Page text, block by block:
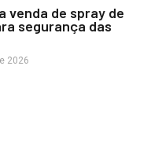
venda de spray de
segurança das
2026